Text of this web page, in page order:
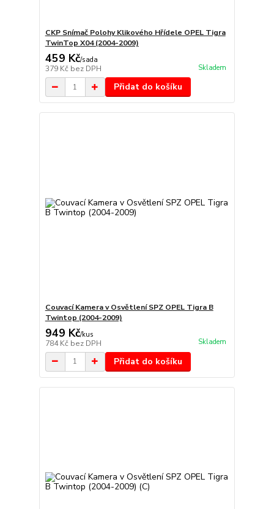
CKP Snímač Polohy Klikového Hřídele OPEL Tigra
TwinTop X04 (2004-2009)
459 Kč/sada
379 Kč bez DPH Skladem
Přidat do košíku
Couvací Kamera v Osvětlení SPZ OPEL Tigra B
Twintop (2004-2009)
949 Kč/kus
784 Kč bez DPH Skladem
Přidat do košíku